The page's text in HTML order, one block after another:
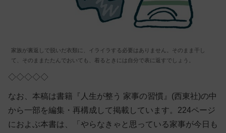
家族が裏返しで脱いだ衣類に、イライラする必要はありません。そのまま干し
て、そのままたたんでおいても、着るときには自分で表に返すでしょう。
◇◇◇◇◇
なお、本稿は書籍『人生が整う 家事の習慣』(西東社)の中
から一部を編集・再構成して掲載しています。224ページ
におよぶ本書は、「やらなきゃと思っている家事が今日も